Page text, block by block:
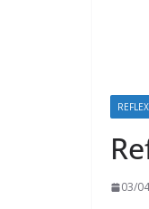
03/